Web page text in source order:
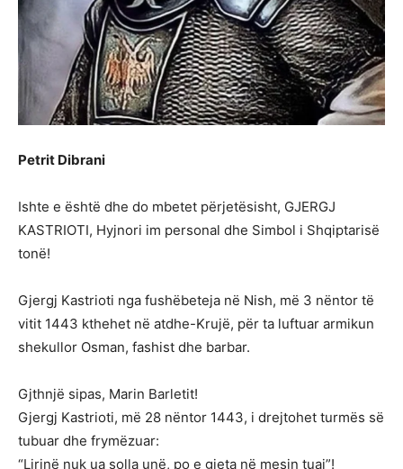
Petrit Dibrani
Ishte e është dhe do mbetet përjetësisht, GJERGJ
KASTRIOTI, Hyjnori im personal dhe Simbol i Shqiptarisë
tonë!
Gjergj Kastrioti nga fushëbeteja në Nish, më 3 nëntor të
vitit 1443 kthehet në atdhe-Krujë, për ta luftuar armikun
shekullor Osman, fashist dhe barbar.
Gjthnjë sipas, Marin Barletit!
Gjergj Kastrioti, më 28 nëntor 1443, i drejtohet turmës së
tubuar dhe frymëzuar:
“Lirinë nuk ua solla unë, po e gjeta në mesin tuaj”!